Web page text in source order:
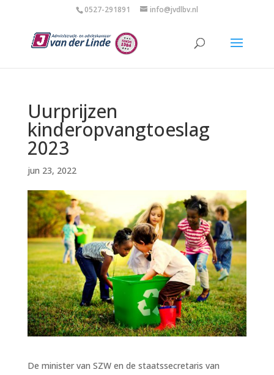
0527-291891 info@jvdlbv.nl
Uurprijzen
kinderopvangtoeslag
2023
jun 23, 2022
De minister van SZW en de staatssecretaris van